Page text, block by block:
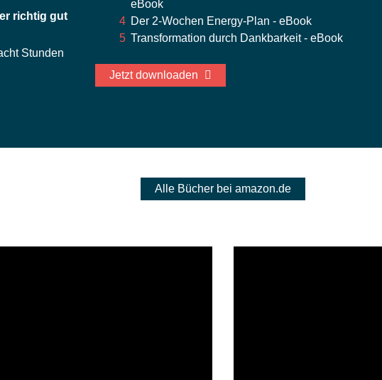
richtig gut
Stunden
eBook
Der 2-Wochen Energy-Plan - eBook
Transformation durch Dankbarkeit - eBook
Jetzt downloaden
Alle Bücher bei amazon.de